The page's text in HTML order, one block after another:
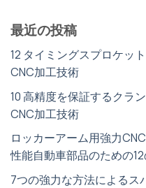
最近の投稿
12 タイミングスプロケッ
CNC加工技術
10 高精度を保証するクラ
CNC加工技術
ロッカーアーム用強力
性能自動車部品のための
7つの強力な方法によるス